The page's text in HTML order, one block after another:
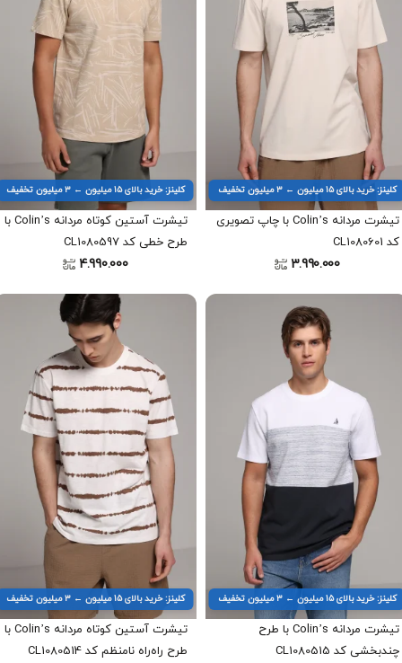
کلینز: خرید بالای ۱۵ میلیون ← ۳ میلیون تخفیف
تیشرت مردانه Colin’s با چاپ تصویری
کد CL1080601
3.990.000
کلینز: خرید بالای ۱۵ میلیون ← ۳ میلیون تخفیف
تیشرت آستین کوتاه مردانه Colin’s با
طرح خطی کد CL1080597
4.990.000
کلینز: خرید بالای ۱۵ میلیون ← ۳ میلیون تخفیف
تیشرت مردانه Colin’s با طرح
چندبخشی کد CL1080515
کلینز: خرید بالای ۱۵ میلیون ← ۳ میلیون تخفیف
تیشرت آستین کوتاه مردانه Colin’s با
طرح راه‌راه نامنظم کد CL1080514